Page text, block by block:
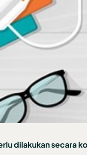
dilakukan secara